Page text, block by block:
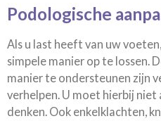
Podologische
Als u last heeft van uw
simpele manier op te lossen.
manier te ondersteunen zijn
verhelpen. U moet hierbij
denken. Ook enkelklachten,